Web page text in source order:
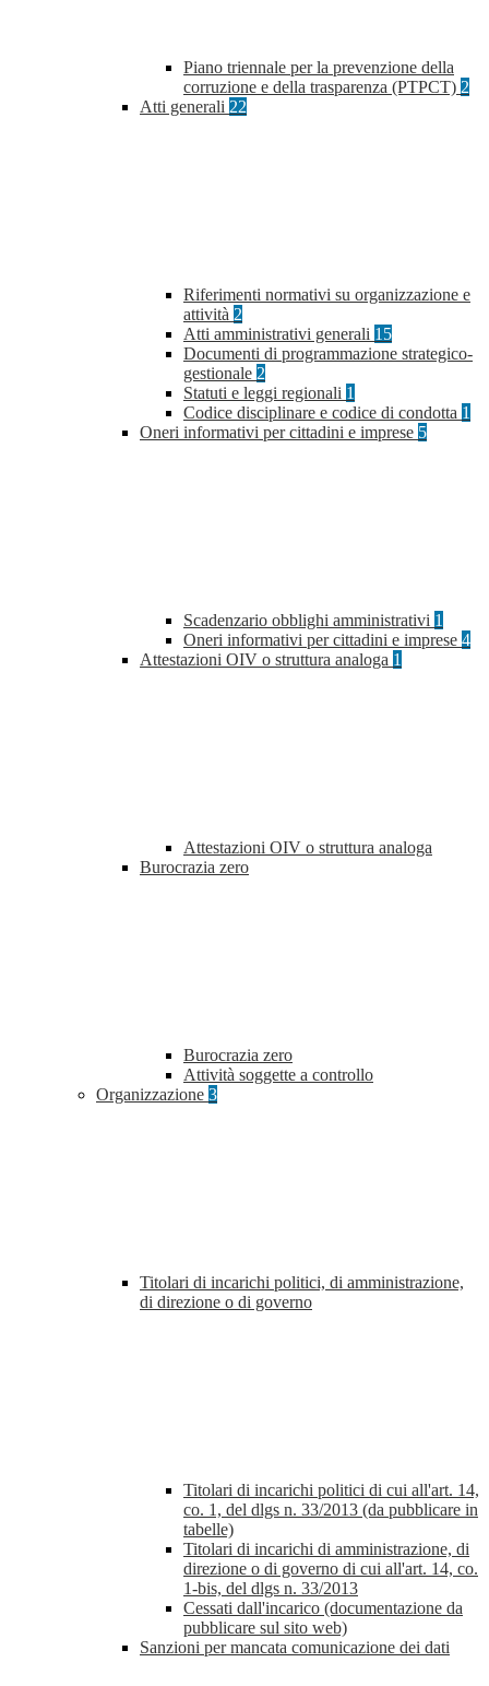
Piano triennale per la prevenzione della
corruzione e della trasparenza (PTPCT) 2
Atti generali 22
Riferimenti normativi su organizzazione e
attività 2
Atti amministrativi generali 15
Documenti di programmazione strategico-
gestionale 2
Statuti e leggi regionali 1
Codice disciplinare e codice di condotta 1
Oneri informativi per cittadini e imprese 5
Scadenzario obblighi amministrativi 1
Oneri informativi per cittadini e imprese 4
Attestazioni OIV o struttura analoga 1
Attestazioni OIV o struttura analoga
Burocrazia zero
Burocrazia zero
Attività soggette a controllo
Organizzazione 3
Titolari di incarichi politici, di amministrazione,
di direzione o di governo
Titolari di incarichi politici di cui all'art. 14,
co. 1, del dlgs n. 33/2013 (da pubblicare in
tabelle)
Titolari di incarichi di amministrazione, di
direzione o di governo di cui all'art. 14, co.
1-bis, del dlgs n. 33/2013
Cessati dall'incarico (documentazione da
pubblicare sul sito web)
Sanzioni per mancata comunicazione dei dati